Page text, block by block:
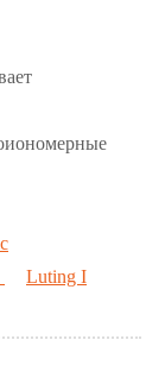
Luting I